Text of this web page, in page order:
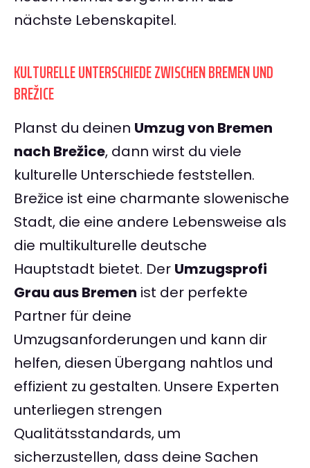
nächste Lebenskapitel.
KULTURELLE UNTERSCHIEDE ZWISCHEN BREMEN UND
BREŽICE
Planst du deinen Umzug von Bremen
nach Brežice, dann wirst du viele
kulturelle Unterschiede feststellen.
Brežice ist eine charmante slowenische
Stadt, die eine andere Lebensweise als
die multikulturelle deutsche
Hauptstadt bietet. Der Umzugsprofi
Grau aus Bremen ist der perfekte
Partner für deine
Umzugsanforderungen und kann dir
helfen, diesen Übergang nahtlos und
effizient zu gestalten. Unsere Experten
unterliegen strengen
Qualitätsstandards, um
sicherzustellen, dass deine Sachen